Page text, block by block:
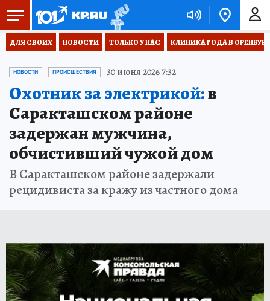
ДЛЯ СВОИХ НОВОСТИ ТОЛЬКО У НАС КЛИНИКА ГОДА В
НОВОСТИ ПРОИСШЕСТВИЯ 30 июня 2026 7:32
Охотник за электрикой:в
Саракташском районе
задержан мужчина,
обчистивший чужой дом
В Саракташском районе задержали
рецидивиста за кражу из частного дома